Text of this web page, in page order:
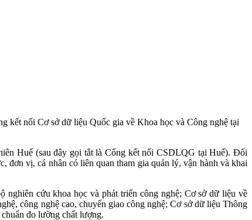
kết nối Cơ sở dữ liệu Quốc gia về Khoa học và Công nghệ tại
Huế (sau đây gọi tắt là Cổng kết nối CSDLQG tại Huế). Đối
vị, cá nhân có liên quan tham gia quản lý, vận hành và khai
cứu khoa học và phát triển công nghệ; Cơ sở dữ liệu về
công nghệ cao, chuyển giao công nghệ; Cơ sở dữ liệu Thông
đo lường chất lượng.